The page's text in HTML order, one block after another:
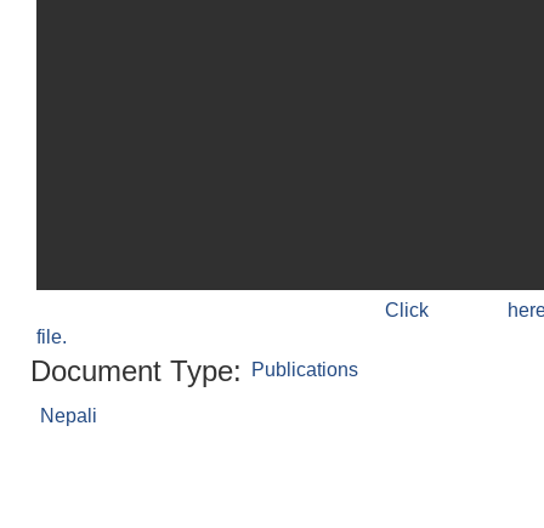
Click
file.
Document Type: Publications
Nepali